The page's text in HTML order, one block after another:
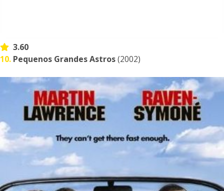
3.60
10. Pequenos Grandes Astros(2002)